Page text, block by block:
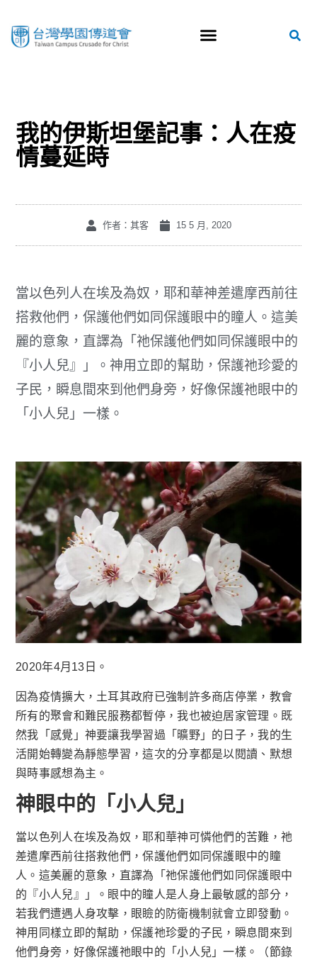
我的伊斯坦堡記事：人在疫
情蔓延時
作者：其客 15 5 月, 2020
當以色列人在埃及為奴，耶和華神差遣摩西前往
搭救他們，保護他們如同保護眼中的瞳人。這美
麗的意象，直譯為「祂保護他們如同保護眼中的
『小人兒』」。神用立即的幫助，保護祂珍愛的
子民，瞬息間來到他們身旁，好像保護祂眼中的
「小人兒」一樣。
2020年4月13日。
因為疫情擴大，土耳其政府已強制許多商店停業，教會
所有的聚會和難民服務都暫停，我也被迫居家管理。既
然我「感覺」神要讓我學習過「曠野」的日子，我的生
活開始轉變為靜態學習，這次的分享都是以閱讀、默想
與時事感想為主。
神眼中的「小人兒」
當以色列人在埃及為奴，耶和華神可憐他們的苦難，祂
差遣摩西前往搭救他們，保護他們如同保護眼中的瞳
人。這美麗的意象，直譯為「祂保護他們如同保護眼中
的『小人兒』」。眼中的瞳人是人身上最敏感的部分，
若我們遭遇人身攻擊，眼瞼的防衛機制就會立即發動。
神用同樣立即的幫助，保護祂珍愛的子民，瞬息間來到
他們身旁，好像保護祂眼中的「小人兒」一樣。（節錄